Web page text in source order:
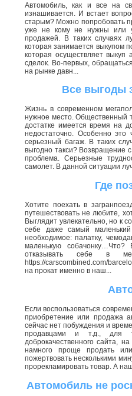
Автомобиль, как и все на
изнашивается. И встает
старым? Можно попробовать
уже не кому не нужны или
продажей. В таких случаях
которая занимается выкупом
которая осуществляет
сделок. Во-первых,
на рынке давн...
Все выгоды
Жизнь в современном
нужное место. Общественный
достатке имеется время на
недостаточно. Особенно это
серьезный багаж. В таких
выгодно такси? Возвращение
проблема. Серьезные
самолет. В данной ситуации
Где
Хотите поехать в
путешествовать не любите,
Выглядит увлекательно, но к
себе даже самый
необходимое: палатку,
маленькую собачонку…Что?
отказывать себе в
https://carscombined.com/
на прокат именно в наш...
Если воспользоваться
приобретение или продажа
сейчас нет побуждения и
продавцами и т.д., для
доброкачественного сайта,
намного проще продать
пожертвовать несколькими
прорекламировать товар. А
Автомобиль не